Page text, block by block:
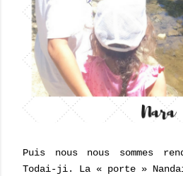
Puis nous nous sommes
Todai-ji. La « porte »